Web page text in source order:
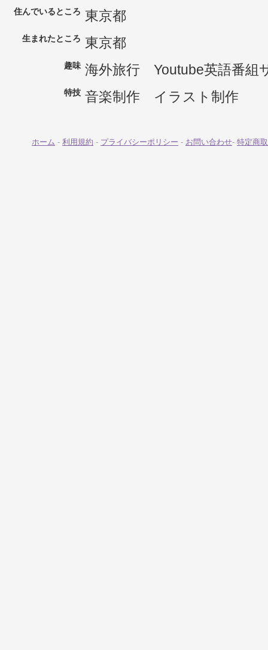
住んでいるところ 東京都
生まれたところ 東京都
趣味 海外旅行 Youtube英語番組
特技 音楽制作 イラスト制作
ホーム - 利用規約 - プライバシーポリシー - お問い合わせ- 特定商